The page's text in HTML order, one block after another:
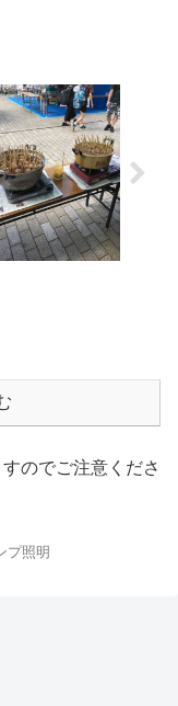
のでご注意くださ
プ照明